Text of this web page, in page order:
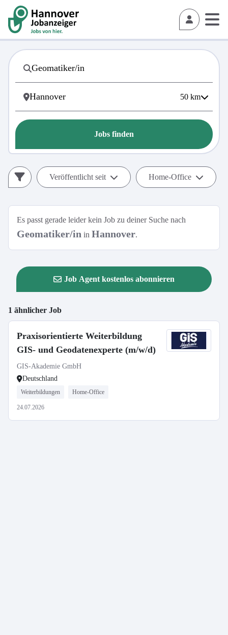
50 km
Jobs finden
Veröffentlicht seit Home-Office
Es passt gerade leider kein Job zu deiner Suche nach
Geomatiker/in in Hannover.
Job Agent kostenlos abonnieren
1 ähnlicher Job
Praxisorientierte Weiterbildung
GIS- und Geodatenexperte (m/w/d)
GIS-Akademie GmbH
Deutschland
Weiterbildungen Home-Office
24.07.2026